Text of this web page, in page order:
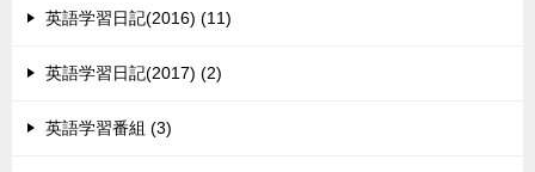
英語学習日記(2016) (11)
英語学習日記(2017) (2)
英語学習番組 (3)